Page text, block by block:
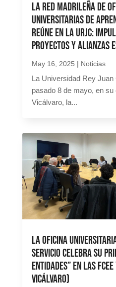
La Red Madrileña de
Universitarias de
reúne en la URJC:
proyectos y alianzas
May 16, 2025 | Noticias
La Universidad Rey Juan
pasado 8 de mayo, en
Vicálvaro, la...
La Oficina
Servicio celebra su
entidades” en las FCEE
Vicálvaro)